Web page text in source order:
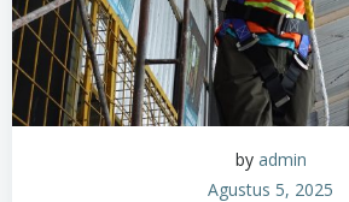
by admin
Agustus 5, 2025